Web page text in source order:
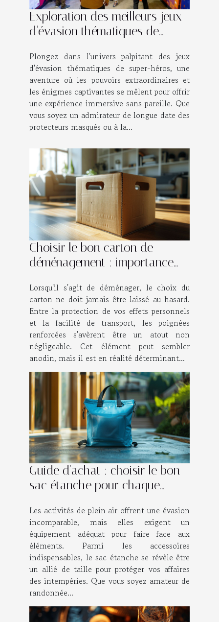
Exploration des meilleurs jeux
d'évasion thématiques de
Plongez dans l'univers palpitant des jeux
d'évasion thématiques de super-héros, une
aventure où les pouvoirs extraordinaires et
les énigmes captivantes se mêlent pour offrir
une expérience immersive sans pareille. Que
vous soyez un admirateur de longue date des
protecteurs masqués ou à la...
Choisir le bon carton de
déménagement : importance
Lorsqu'il s'agit de déménager, le choix du
carton ne doit jamais être laissé au hasard.
Entre la protection de vos effets personnels
et la facilité de transport, les poignées
renforcées s'avèrent être un atout non
négligeable. Cet élément peut sembler
anodin, mais il est en réalité déterminant...
Guide d'achat : choisir le bon
sac étanche pour chaque
Les activités de plein air offrent une évasion
incomparable, mais elles exigent un
équipement adéquat pour faire face aux
éléments. Parmi les accessoires
indispensables, le sac étanche se révèle être
un allié de taille pour protéger vos affaires
des intempéries. Que vous soyez amateur de
randonnée...